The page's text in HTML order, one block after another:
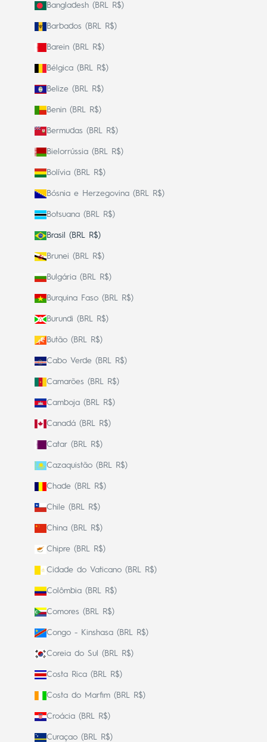
Bangladesh (BRL R$)
Barbados (BRL R$)
Barein (BRL R$)
Bélgica (BRL R$)
Belize (BRL R$)
Benin (BRL R$)
Bermudas (BRL R$)
Bielorrússia (BRL R$)
Bolívia (BRL R$)
Bósnia e Herzegovina (BRL R$)
Botsuana (BRL R$)
Brasil (BRL R$)
Brunei (BRL R$)
Bulgária (BRL R$)
Burquina Faso (BRL R$)
Burundi (BRL R$)
Butão (BRL R$)
Cabo Verde (BRL R$)
Camarões (BRL R$)
Camboja (BRL R$)
Canadá (BRL R$)
Catar (BRL R$)
Cazaquistão (BRL R$)
Chade (BRL R$)
Chile (BRL R$)
China (BRL R$)
Chipre (BRL R$)
Cidade do Vaticano (BRL R$)
Colômbia (BRL R$)
Comores (BRL R$)
Congo - Kinshasa (BRL R$)
Coreia do Sul (BRL R$)
Costa Rica (BRL R$)
Costa do Marfim (BRL R$)
Croácia (BRL R$)
Curaçao (BRL R$)